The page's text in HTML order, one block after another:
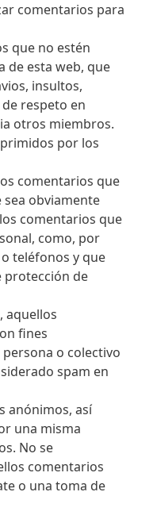
comentarios para
que no estén
de esta web, que
insultos,
respeto en
otros miembros.
por los
comentarios que
obviamente
comentarios que
como, por
teléfonos y que
protección de
aquellos
fines
o colectivo
spam en
anónimos, así
una misma
No se
comentarios
o una toma de